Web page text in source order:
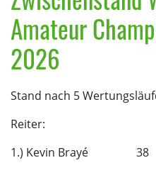
Amateur
2026
Stand nach 5
Reiter:
1.) Kevin Brayé 38